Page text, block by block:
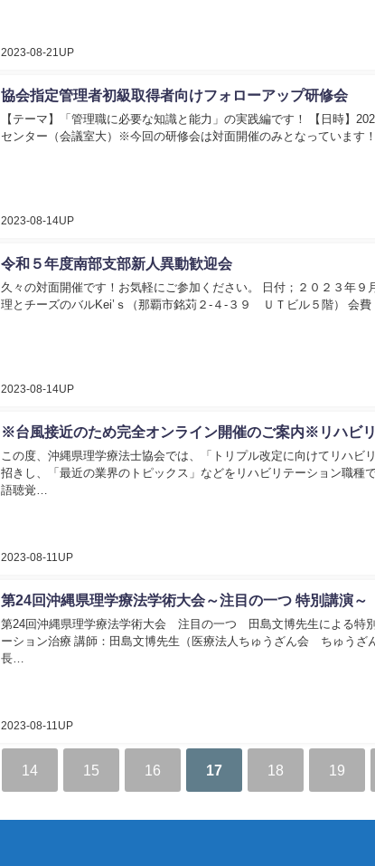
2023-08-21UP
協会指定管理者初級取得者向けフォローアップ研修会
2023-08-14UP
【テーマ】「管理職に必要な知識と能力」の実践編です！ 【日時】
センター（会議室大）※今回の研修会は対面開催のみとなっています
令和５年度南部支部新人異動歓迎会
2023-08-14UP
久々の対面開催です！お気軽にご参加ください。 日付；２０２３年
理とチーズのバルKei’ｓ（那覇市銘苅２-４-３９ ＵＴビル５階） 会
※台風接近のため完全オンライン開催のご案内※リハビ
2023-08-11UP
この度、沖縄県理学療法士協会では、「トリプル改定に向けてリハ
招きし、「最近の業界のトピックス」などをリハビリテーション職種
語聴覚…
第24回沖縄県理学療法学術大会～注目の一つ 特別講演～
2023-08-11UP
第24回沖縄県理学療法学術大会 注目の一つ 田島文博先生による特
ーション治療 講師：田島文博先生（医療法人ちゅうざん会 ちゅう
長…
14 15 16 17 18 19